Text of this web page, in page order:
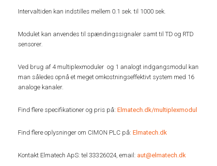
Intervaltiden kan indstilles mellem 0.1 sek. til 1000 sek.
Modulet kan anvendes til spændingssignaler samt til TD og RTD
sensorer.
Ved brug af 4 multiplexmoduler og 1 analogt indgangsmodul kan
man således opnå et meget omkostningseffektivt system med 16
analoge kanaler.
Find flere specifikationer og pris på:Elmatech.dk/multiplexmodul
Find flere oplysninger om CIMON PLC på:Elmatech.dk
Kontakt Elmatech ApS: tel 33326024, email: aut@elmatech.dk